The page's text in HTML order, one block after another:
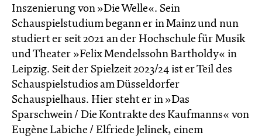
Inszenierung von »Die Welle«. Sein
Schauspielstudium begann er in Mainz und nun
studiert er seit 2021 an der Hochschule für Musik
und Theater »Felix Mendelssohn Bartholdy« in
Leipzig. Seit der Spielzeit 2023/24 ist er Teil des
Schauspielstudios am Düsseldorfer
Schauspielhaus. Hier steht er in »Das
Sparschwein / Die Kontrakte des Kaufmanns« von
Eugène Labiche / Elfriede Jelinek, einem